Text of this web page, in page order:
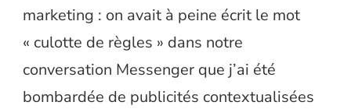
marketing : on avait à peine écrit le mot
« culotte de règles » dans notre
conversation Messenger que j’ai été
bombardée de publicités contextualisées